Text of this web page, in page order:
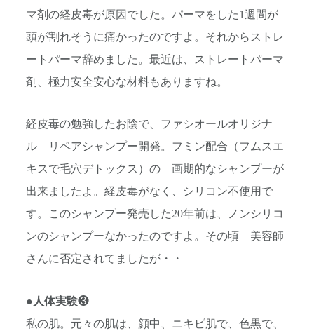
マ剤の経皮毒が原因でした。パーマをした1週間が
頭が割れそうに痛かったのですよ。それからストレ
ートパーマ辞めました。最近は、ストレートパーマ
剤、極力安全安心な材料もありますね。
経皮毒の勉強したお陰で、ファシオールオリジナ
ル リペアシャンプー開発。フミン配合（フムスエ
キスで毛穴デトックス）の 画期的なシャンプーが
出来ましたよ。経皮毒がなく、シリコン不使用で
す。このシャンプー発売した20年前は、ノンシリコ
ンのシャンプーなかったのですよ。その頃 美容師
さんに否定されてましたが・・
●人体実験❸
私の肌。元々の肌は、顔中、ニキビ肌で、色黒で、